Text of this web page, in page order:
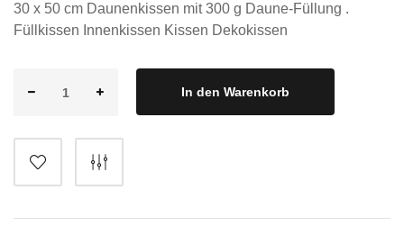
30 x 50 cm Daunenkissen mit 300 g Daune-Füllung .
Füllkissen Innenkissen Kissen Dekokissen
In den Warenkorb